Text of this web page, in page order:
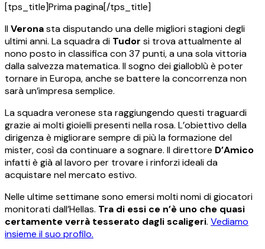
[tps_title]Prima pagina[/tps_title]
IlVeronasta disputando una delle migliori stagioni degli
ultimi anni. La squadra di Tudor si trova attualmente al
nono posto in classifica con 37 punti, a una sola vittoria
dalla salvezza matematica. Il sogno dei gialloblù è poter
tornare in Europa, anche se battere la concorrenza non
sarà un’impresa semplice.
La squadra veronese sta raggiungendo questi traguardi
grazie ai molti gioielli presenti nella rosa. L’obiettivo della
dirigenza è migliorare sempre di più la formazione del
mister, così da continuare a sognare. Il direttore D’Amico
infatti è già al lavoro per trovare i rinforzi ideali da
acquistare nel mercato estivo.
Nelle ultime settimane sono emersi molti nomi di giocatori
monitorati dall’Hellas. Tra di essi ce n’è uno che quasi
certamente verrà tesserato dagli scaligeri. Vediamo
insieme il suo profilo.